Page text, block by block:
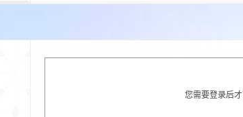
您需要登录后